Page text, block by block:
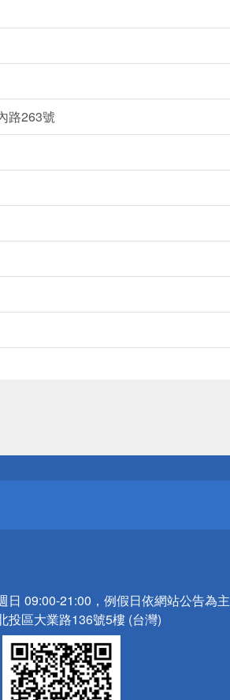
路263號
日 09:00-21:00，例假日依網站公告為主
投區大業路136號5樓 (台灣)